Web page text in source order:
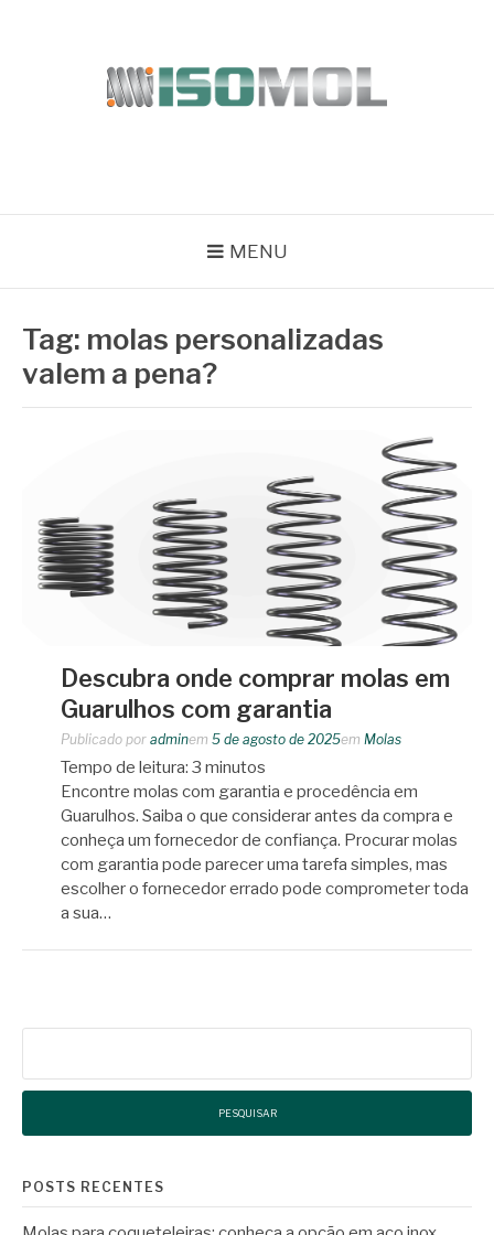
MENU
Tag: molas personalizadas
valem a pena?
Descubra onde comprar molas em
Guarulhos com garantia
Publicado por adminem 5 de agosto de 2025em Molas
Tempo de leitura: 3 minutos
Encontre molas com garantia e procedência em
Guarulhos. Saiba o que considerar antes da compra e
conheça um fornecedor de confiança. Procurar molas
com garantia pode parecer uma tarefa simples, mas
escolher o fornecedor errado pode comprometer toda
a sua…
POSTS RECENTES